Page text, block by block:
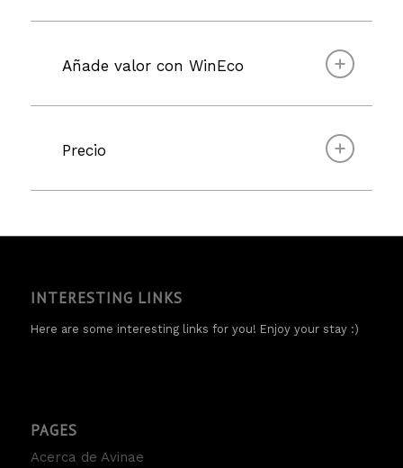
Añade valor con WinEco
Precio
INTERESTING LINKS
Here are some interesting links for you! Enjoy your stay :)
PAGES
Acerca de Avinae